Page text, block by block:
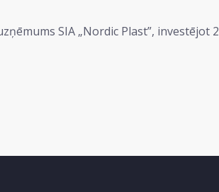
SIA „Nordic Plast”, investējot